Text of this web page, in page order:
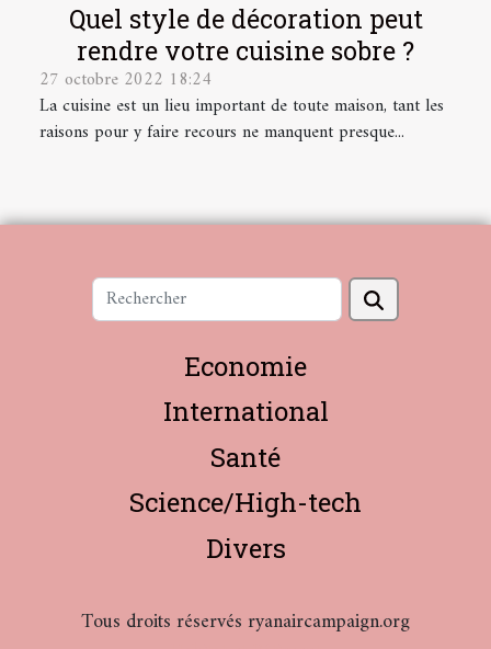
Quel style de décoration peut
rendre votre cuisine sobre ?
27 octobre 2022 18:24
La cuisine est un lieu important de toute maison, tant les
raisons pour y faire recours ne manquent presque...
Economie
International
Santé
Science/High-tech
Divers
Tous droits réservés ryanaircampaign.org